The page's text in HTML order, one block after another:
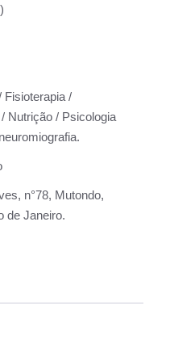
Fisioterapia /
Nutrição / Psicologia
n°78, Mutondo,
de Janeiro.